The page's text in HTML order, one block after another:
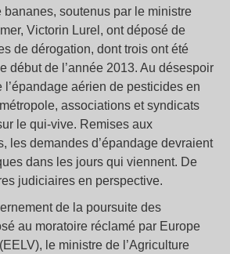
bananes, soutenus par le ministre
Victorin Lurel, ont déposé de
de dérogation, dont trois ont été
début de l’année 2013. Au désespoir
l’épandage aérien de pesticides en
associations et syndicats
le qui-vive. Remises aux
les demandes d’épandage devraient
dans les jours qui viennent. De
judiciaires en perspective.
de la poursuite des
au moratoire réclamé par Europe
le ministre de l’Agriculture